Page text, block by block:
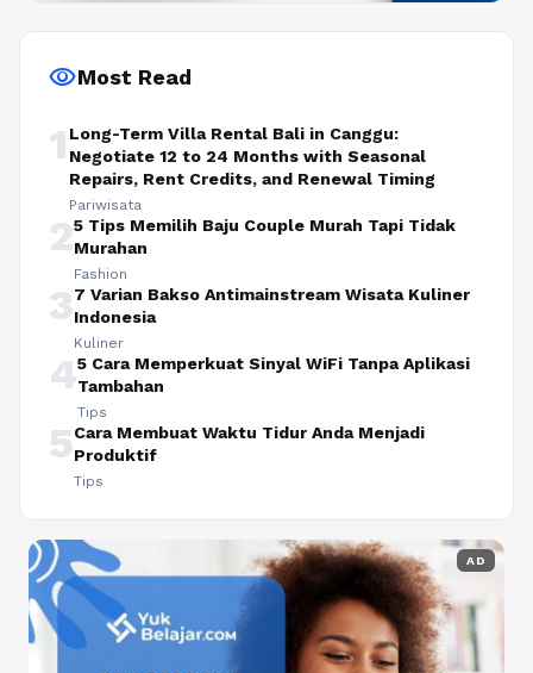
visibilityMost Read
1 Long-Term Villa Rental Bali in Canggu:
Negotiate 12 to 24 Months with Seasonal
Repairs, Rent Credits, and Renewal Timing
Pariwisata
25 Tips Memilih Baju Couple Murah Tapi Tidak
Murahan
Fashion
37 Varian Bakso Antimainstream Wisata Kuliner
Indonesia
Kuliner
45 Cara Memperkuat Sinyal WiFi Tanpa Aplikasi
Tambahan
Tips
5Cara Membuat Waktu Tidur Anda Menjadi
Produktif
Tips
AD